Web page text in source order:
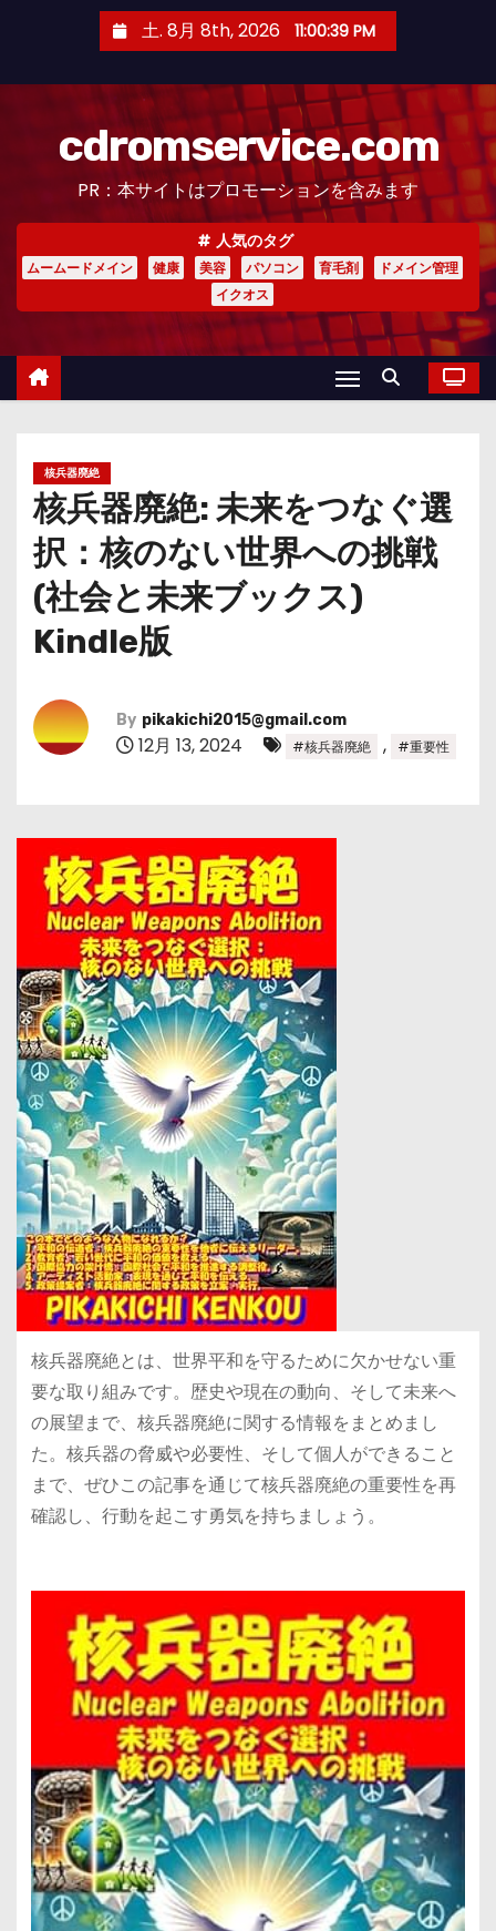
土. 8月 8th, 2026 11:00:40 PM
cdromservice.com
PR：本サイトはプロモーションを含みます
人気のタグ
ムームードメイン 健康 美容 パソコン 育毛剤
ドメイン管理
イクオス
核兵器廃絶
核兵器廃絶: 未来をつなぐ選
択：核のない世界への挑戦
(社会と未来ブックス)
Kindle版
By pikakichi2015@gmail.com
12月 13, 2024 #核兵器廃絶 , #重要性
核兵器廃絶とは、世界平和を守るために欠かせない重
要な取り組みです。歴史や現在の動向、そして未来へ
の展望まで、核兵器廃絶に関する情報をまとめまし
た。核兵器の脅威や必要性、そして個人ができること
まで、ぜひこの記事を通じて核兵器廃絶の重要性を再
確認し、行動を起こす勇気を持ちましょう。